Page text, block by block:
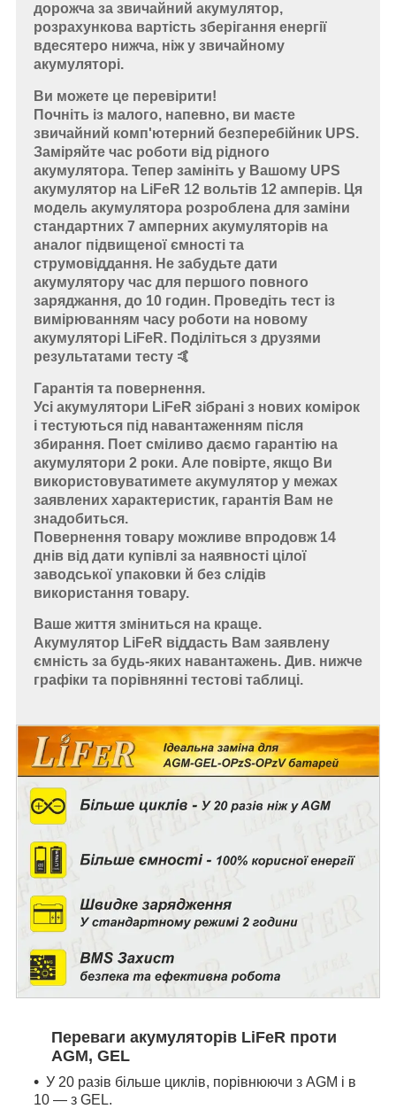
дорожча за звичайний акумулятор,
розрахункова вартість зберігання енергії
вдесятеро нижча, ніж у звичайному
акумуляторі.
Ви можете це перевірити!
Почніть із малого, напевно, ви маєте
звичайний комп'ютерний безперебійник UPS.
Заміряйте час роботи від рідного
акумулятора. Тепер замініть у Вашому UPS
акумулятор на LiFeR 12 вольтів 12 амперів. Ця
модель акумулятора розроблена для заміни
стандартних 7 амперних акумуляторів на
аналог підвищеної ємності та
струмовіддання. Не забудьте дати
акумулятору час для першого повного
заряджання, до 10 годин. Проведіть тест із
вимірюванням часу роботи на новому
акумуляторі LiFeR. Поділіться з друзями
результатами тесту 🤙
Гарантія та повернення.
Усі акумулятори LiFeR зібрані з нових комірок
і тестуються під навантаженням після
збирання. Поет сміливо даємо гарантію на
акумулятори 2 роки. Але повірте, якщо Ви
використовуватимете акумулятор у межах
заявлених характеристик, гарантія Вам не
знадобиться.
Повернення товару можливе впродовж 14
днів від дати купівлі за наявності цілої
заводської упаковки й без слідів
використання товару.
Ваше життя зміниться на краще.
Акумулятор LiFeR віддасть Вам заявлену
ємність за будь-яких навантажень. Див. нижче
графіки та порівнянні тестові таблиці.
Переваги акумуляторів LiFeR проти
AGM, GEL
У 20 разів більше циклів, порівнюючи з AGM і в
10 — з GEL.